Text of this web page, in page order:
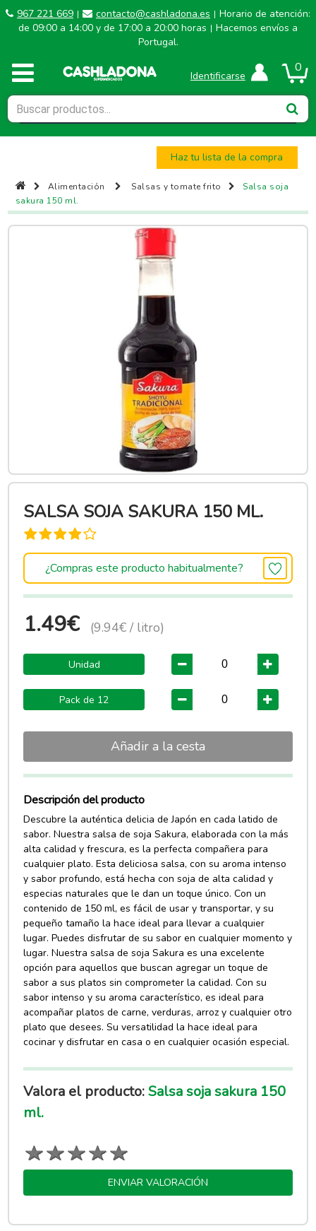
967 221 669 | contacto@cashladona.es | Horario de atención:
de 09:00 a 14:00 y de 17:00 a 20:00 horas | Hacemos envíos a
Portugal.
0
Identificarse
Haz tu lista de la compra
Alimentación Salsas y tomate frito
Salsa soja
sakura 150 ml.
SALSA SOJA SAKURA 150 ML.
¿Compras este producto habitualmente?
1.49€ (9.94€ / litro)
Unidad
Pack de 12
Añadir a la cesta
Descripción del producto
Descubre la auténtica delicia de Japón en cada latido de
sabor. Nuestra salsa de soja Sakura, elaborada con la más
alta calidad y frescura, es la perfecta compañera para
cualquier plato. Esta deliciosa salsa, con su aroma intenso
y sabor profundo, está hecha con soja de alta calidad y
especias naturales que le dan un toque único. Con un
contenido de 150 ml, es fácil de usar y transportar, y su
pequeño tamaño la hace ideal para llevar a cualquier
lugar. Puedes disfrutar de su sabor en cualquier momento y
lugar. Nuestra salsa de soja Sakura es una excelente
opción para aquellos que buscan agregar un toque de
sabor a sus platos sin comprometer la calidad. Con su
sabor intenso y su aroma característico, es ideal para
acompañar platos de carne, verduras, arroz y cualquier otro
plato que desees. Su versatilidad la hace ideal para
cocinar y disfrutar en casa o en cualquier ocasión especial.
Valora el producto:Salsa soja sakura 150
ml.
ENVIAR VALORACIÓN